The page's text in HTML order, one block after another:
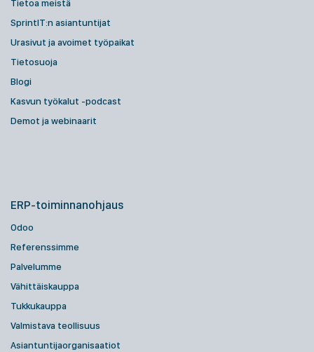
Tietoa meistä
SprintIT:n asiantuntijat
Urasivut ja avoimet työpaikat
Tietosuoja
Blogi
Kasvun työkalut -podcast
Demot ja webinaarit
ERP-toiminnanohjaus
Odoo
Referenssimme
Palvelumme
Vähittäiskauppa
Tukkukauppa
Valmistava teollisuus
Asiantuntijaorganisaatiot